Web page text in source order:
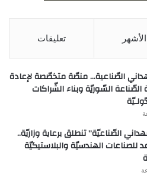
الأشهر تعليقات
الصّناعية… منصّة متخصّصة لإعادة
السّوريّة وبناء الشّراكات
الصّناعيّة” تنطلق برعاية وزاريّة..
للصناعات الهندسيّة والبلاستيكيّة